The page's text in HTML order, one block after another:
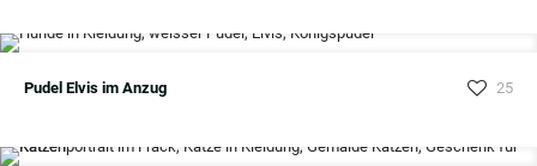
Pudel Elvis im Anzug 25